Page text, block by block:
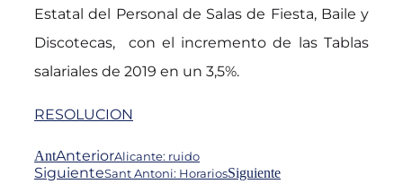
Estatal del Personal de Salas de Fiesta, Baile y
Discotecas, con el incremento de las Tablas
salariales de 2019 en un 3,5%.
RESOLUCION
AntAnteriorAlicante: ruido
SiguienteSant Antoni: HorariosSiguiente